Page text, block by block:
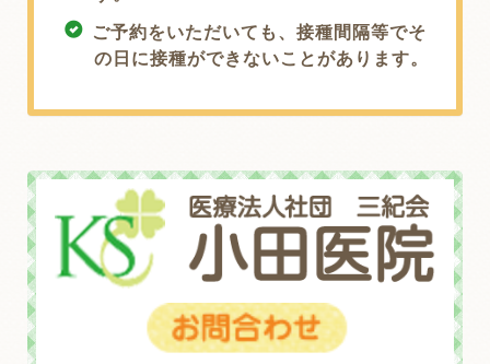
ご予約をいただいても、接種間隔等でそ
の日に接種ができないことがあります。